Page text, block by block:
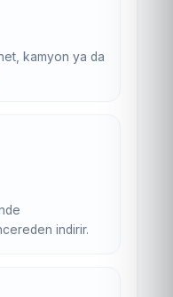
kamyon ya da
indirir.